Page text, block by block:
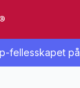
fellesskapet på